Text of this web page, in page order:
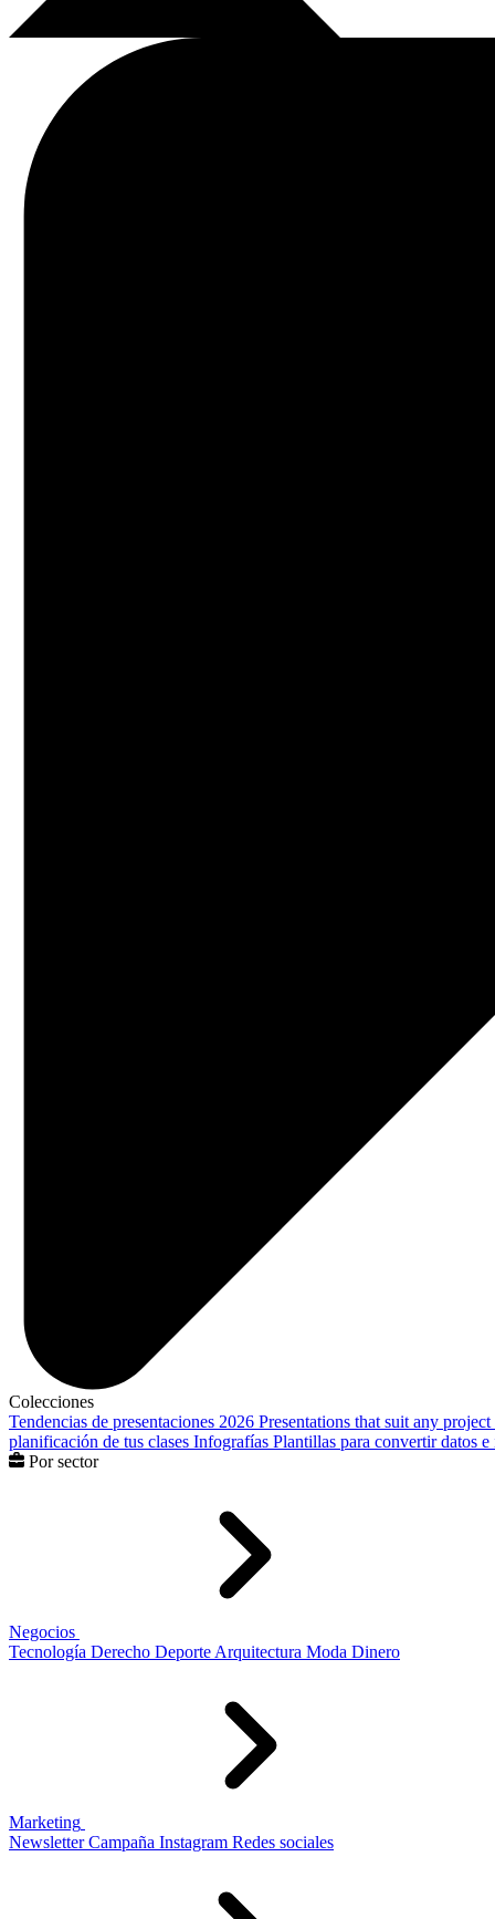
Colecciones
Tendencias de presentaciones 2026 Presentations that suit any project
planificación de tus clases Infografías Plantillas para convertir datos
Por sector
Negocios
Tecnología Derecho Deporte Arquitectura Moda Dinero
Marketing
Newsletter Campaña Instagram Redes sociales